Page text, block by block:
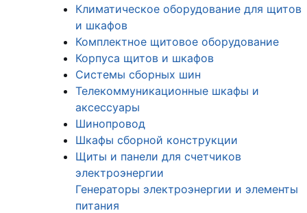
Климатическое оборудование для щитов
и шкафов
Комплектное щитовое оборудование
Корпуса щитов и шкафов
Системы сборных шин
Телекоммуникационные шкафы и
аксессуары
Шинопровод
Шкафы сборной конструкции
Щиты и панели для счетчиков
электроэнергии
Генераторы электроэнергии и элементы
питания